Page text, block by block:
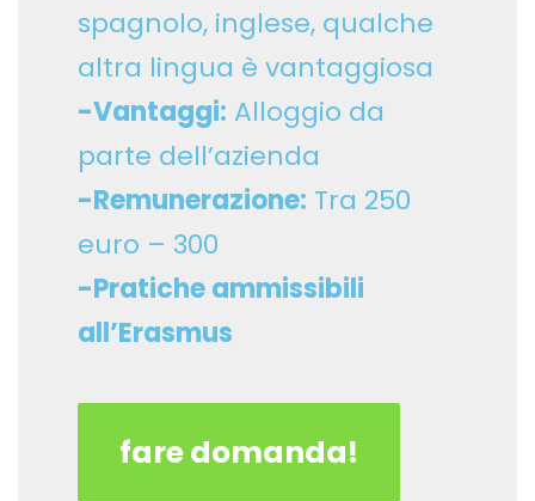
spagnolo, inglese, qualche
altra lingua è vantaggiosa
-Vantaggi: Alloggio da
parte dell’azienda
-Remunerazione: Tra 250
euro – 300
-Pratiche ammissibili
all’Erasmus
fare domanda!